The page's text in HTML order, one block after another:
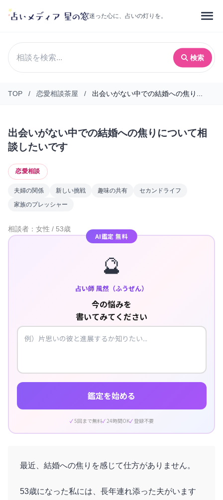
迷った心に、占いの灯りを。
検索
TOP / 恋愛相談茶屋 / 出会いがない中での結婚への焦り...
出会いがない中での結婚への焦りについて相
談したいです
恋愛相談
夫婦の関係 新しい挑戦 趣味の共有
セカンドライフ
家族のプレッシャー
相談者：女性 / 53歳
AI鑑定 無料
🔮
占い師 風然（ふうぜん）
今の悩みを
書いてみてください
鑑定を始める
5回まで無料 24時間OK 登録不要
最近、結婚への焦りを感じて仕方がありません。
53歳になった私には、長年連れ添った夫がいます